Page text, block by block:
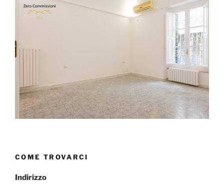
COME TROVARCI
Indirizzo